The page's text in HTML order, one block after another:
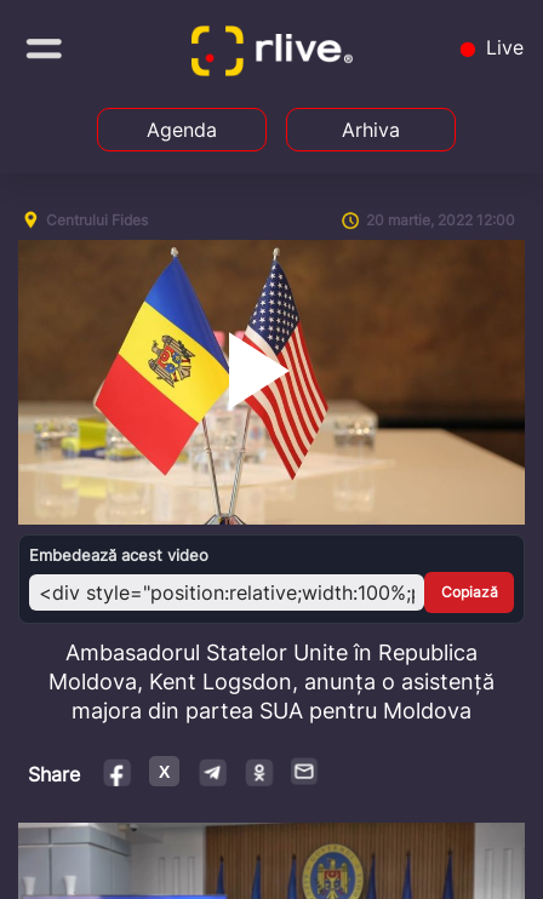
Live
Agenda Arhiva
Centrului Fides 20 martie, 2022 12:00
Play
Video
Embedează acest video
Copiază
Ambasadorul Statelor Unite în Republica
Moldova, Kent Logsdon, anunța o asistență
majora din partea SUA pentru Moldova
Share